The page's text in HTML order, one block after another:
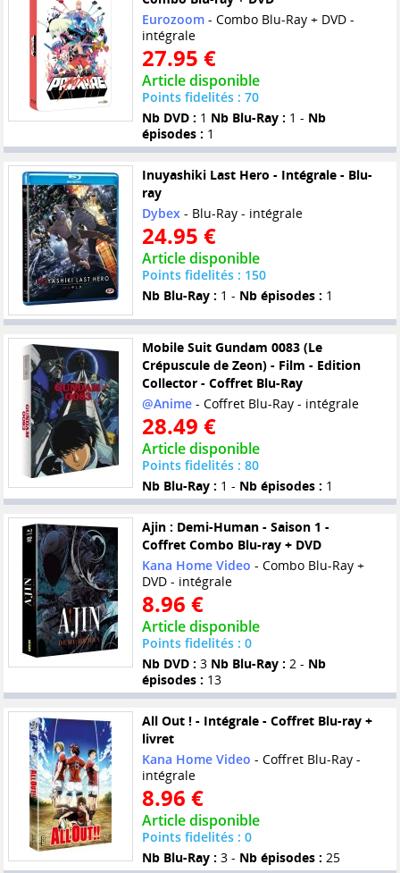
Eurozoom- Combo Blu-Ray + DVD -
intégrale
27.95 €
Article disponible
Points fidelités : 70
Nb DVD : 1 Nb Blu-Ray : 1 - Nb
épisodes : 1
Inuyashiki Last Hero - Intégrale - Blu-
ray
Dybex- Blu-Ray - intégrale
24.95 €
Article disponible
Points fidelités : 150
Nb Blu-Ray : 1 - Nb épisodes : 1
Mobile Suit Gundam 0083 (Le
Crépuscule de Zeon) - Film - Edition
Collector - Coffret Blu-Ray
@Anime- Coffret Blu-Ray - intégrale
28.49 €
Article disponible
Points fidelités : 80
Nb Blu-Ray : 1 - Nb épisodes : 1
Ajin : Demi-Human - Saison 1 -
Coffret Combo Blu-ray + DVD
Kana Home Video - Combo Blu-Ray +
DVD - intégrale
8.96 €
Article disponible
Points fidelités : 0
Nb DVD : 3 Nb Blu-Ray : 2 - Nb
épisodes : 13
All Out ! - Intégrale - Coffret Blu-ray +
livret
Kana Home Video - Coffret Blu-Ray -
intégrale
8.96 €
Article disponible
Points fidelités : 0
Nb Blu-Ray : 3 - Nb épisodes : 25